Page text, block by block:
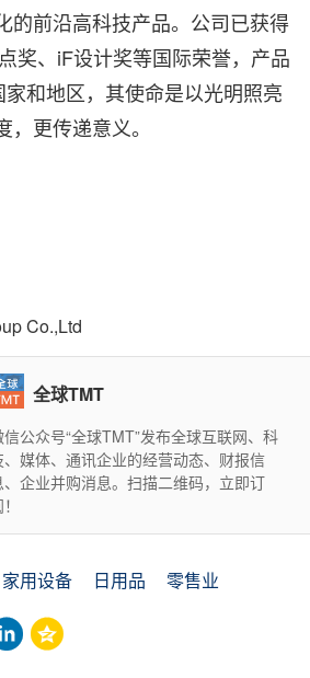
的前沿高科技产品。公司已获得
奖、iF设计奖等国际荣誉，产品
和地区，其使命是以光明照亮
更传递意义。
Co.,Ltd
全球TMT
信公众号“全球TMT”发布全球互联网、科
、媒体、通讯企业的经营动态、财报信
、企业并购消息。扫描二维码，立即订
家用设备 日用品
零售业